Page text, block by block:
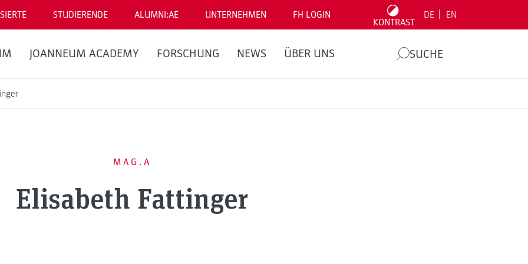
STUDIERENDE ALUMNI:AE UNTERNEHMEN FH LOGIN
KONTRAST
DE EN
JOANNEUM ACADEMY FORSCHUNG NEWS ÜBER UNS SUCHE
MAG.A
Elisabeth Fattinger